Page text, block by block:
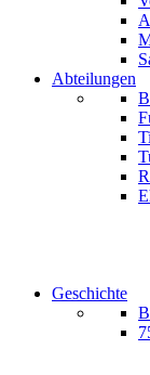
Abteilungen
Geschichte